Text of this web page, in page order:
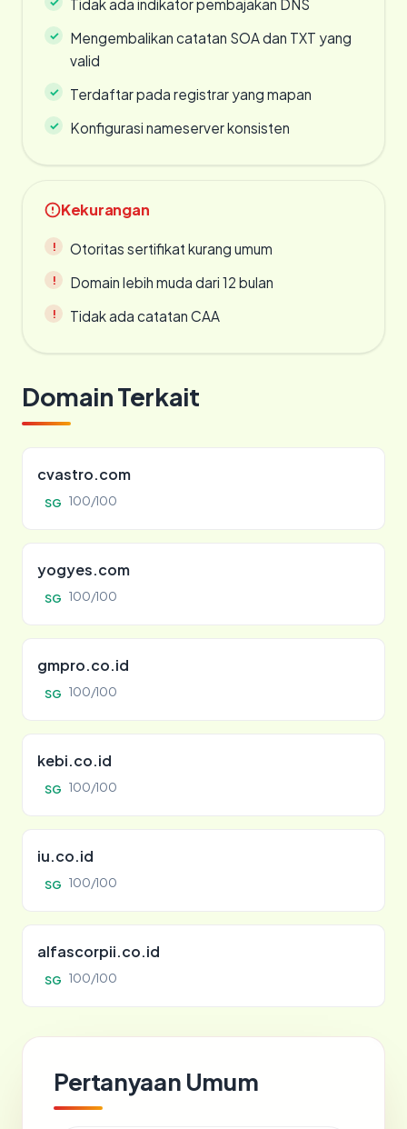
Tidak ada indikator pembajakan DNS
Mengembalikan catatan SOA dan TXT yang
valid
Terdaftar pada registrar yang mapan
Konfigurasi nameserver konsisten
Kekurangan
Otoritas sertifikat kurang umum
Domain lebih muda dari 12 bulan
Tidak ada catatan CAA
Domain Terkait
cvastro.com
SG 100/100
yogyes.com
SG 100/100
gmpro.co.id
SG 100/100
kebi.co.id
SG 100/100
iu.co.id
SG 100/100
alfascorpii.co.id
SG 100/100
Pertanyaan Umum